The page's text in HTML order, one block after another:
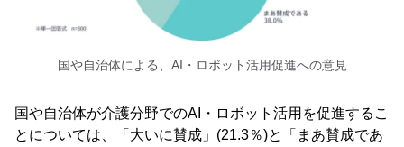
国や自治体による、AI・ロボット活用促進への意見
国や自治体が介護分野でのAI・ロボット活用を促進するこ
とについては、「大いに賛成」(21.3％)と「まあ賛成であ